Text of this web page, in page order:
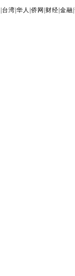
台湾 |华人 |侨网 财经 |金融 |